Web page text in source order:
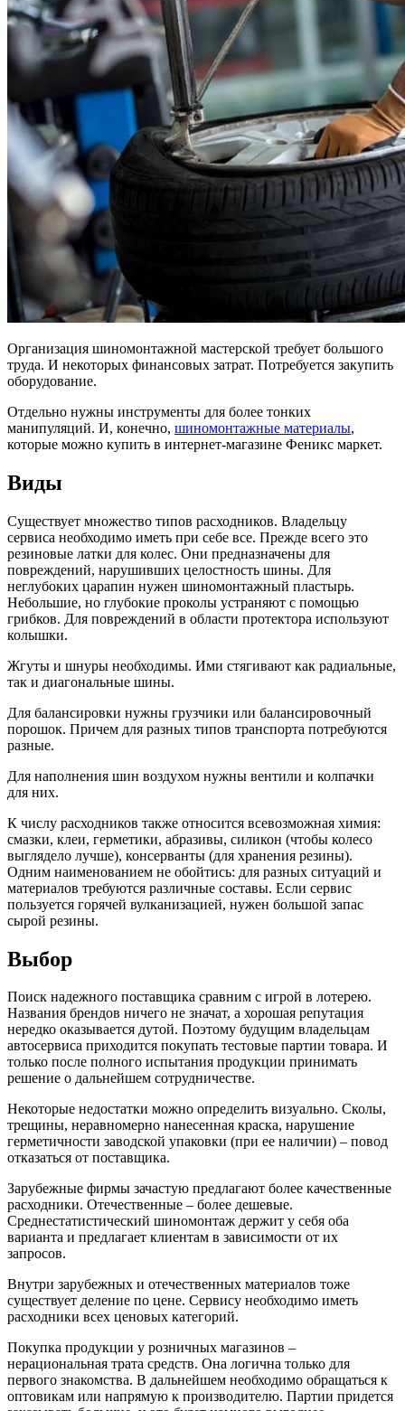
Организация шиномонтажной мастерской требует большого
труда. И некоторых финансовых затрат. Потребуется закупить
оборудование.
Отдельно нужны инструменты для более тонких
манипуляций. И, конечно, шиномонтажные материалы,
которые можно купить в интернет-магазине Феникс маркет.
Виды
Существует множество типов расходников. Владельцу
сервиса необходимо иметь при себе все. Прежде всего это
резиновые латки для колес. Они предназначены для
повреждений, нарушивших целостность шины. Для
неглубоких царапин нужен шиномонтажный пластырь.
Небольшие, но глубокие проколы устраняют с помощью
грибков. Для повреждений в области протектора используют
колышки.
Жгуты и шнуры необходимы. Ими стягивают как радиальные,
так и диагональные шины.
Для балансировки нужны грузчики или балансировочный
порошок. Причем для разных типов транспорта потребуются
разные.
Для наполнения шин воздухом нужны вентили и колпачки
для них.
К числу расходников также относится всевозможная химия:
смазки, клеи, герметики, абразивы, силикон (чтобы колесо
выглядело лучше), консерванты (для хранения резины).
Одним наименованием не обойтись: для разных ситуаций и
материалов требуются различные составы. Если сервис
пользуется горячей вулканизацией, нужен большой запас
сырой резины.
Выбор
Поиск надежного поставщика сравним с игрой в лотерею.
Названия брендов ничего не значат, а хорошая репутация
нередко оказывается дутой. Поэтому будущим владельцам
автосервиса приходится покупать тестовые партии товара. И
только после полного испытания продукции принимать
решение о дальнейшем сотрудничестве.
Некоторые недостатки можно определить визуально. Сколы,
трещины, неравномерно нанесенная краска, нарушение
герметичности заводской упаковки (при ее наличии) – повод
отказаться от поставщика.
Зарубежные фирмы зачастую предлагают более качественные
расходники. Отечественные – более дешевые.
Среднестатистический шиномонтаж держит у себя оба
варианта и предлагает клиентам в зависимости от их
запросов.
Внутри зарубежных и отечественных материалов тоже
существует деление по цене. Сервису необходимо иметь
расходники всех ценовых категорий.
Покупка продукции у розничных магазинов –
нерациональная трата средств. Она логична только для
первого знакомства. В дальнейшем необходимо обращаться к
оптовикам или напрямую к производителю. Партии придется